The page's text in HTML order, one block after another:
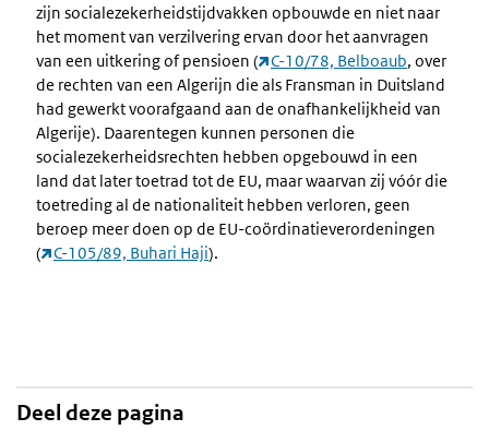
zijn socialezekerheidstijdvakken opbouwde en niet naar
het moment van verzilvering ervan door het aanvragen
van een uitkering of pensioen (
C-10/78, Belboaub, over
de rechten van een Algerijn die als Fransman in Duitsland
had gewerkt voorafgaand aan de onafhankelijkheid van
Algerije). Daarentegen kunnen personen die
socialezekerheidsrechten hebben opgebouwd in een
land dat later toetrad tot de EU, maar waarvan zij vóór die
toetreding al de nationaliteit hebben verloren, geen
beroep meer doen op de EU-coördinatieverordeningen
(
C-105/89, Buhari Haji).
Deel deze pagina